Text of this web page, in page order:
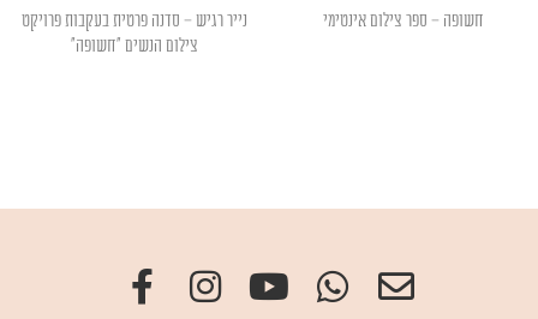
חשופה – ספר צילום אינטימי
נייר רגיש – סדנה פרטית בעקבות פרויקט
צילום הנשים "חשופה"